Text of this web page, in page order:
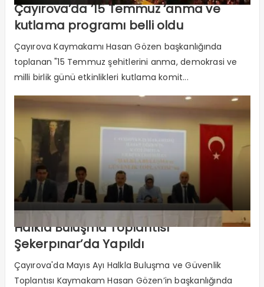
Çayırova’da ’15 Temmuz ‘anma ve
kutlama programı belli oldu
Çayırova Kaymakamı Hasan Gözen başkanlığında
toplanan "15 Temmuz şehitlerini anma, demokrasi ve
milli birlik günü etkinlikleri kutlama komit...
Halkla Buluşma Toplantısı
Şekerpınar’da Yapıldı
Çayırova'da Mayıs Ayı Halkla Buluşma ve Güvenlik
Toplantısı Kaymakam Hasan Gözen’in başkanlığında